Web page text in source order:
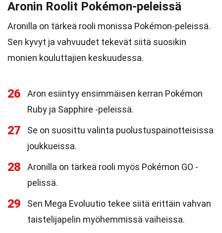
Aronin Roolit Pokémon-peleissä
Aronilla on tärkeä rooli monissa Pokémon-peleissä.
Sen kyvyt ja vahvuudet tekevät siitä suosikin
monien kouluttajien keskuudessa.
26
Aron esiintyy ensimmäisen kerran Pokémon
Ruby ja Sapphire -peleissä.
27
Se on suosittu valinta puolustuspainotteisissa
joukkueissa.
28
Aronilla on tärkeä rooli myös Pokémon GO -
pelissä.
29
Sen Mega Evoluutio tekee siitä erittäin vahvan
taistelijapelin myöhemmissä vaiheissa.